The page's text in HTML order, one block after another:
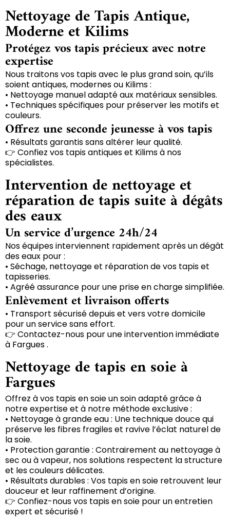
Nettoyage de Tapis Antique,
Moderne et Kilims
Protégez vos tapis précieux avec notre
expertise
Nous traitons vos tapis avec le plus grand soin, qu’ils
soient antiques, modernes ou Kilims :
• Nettoyage manuel adapté aux matériaux sensibles.
• Techniques spécifiques pour préserver les motifs et
couleurs.
Offrez une seconde jeunesse à vos tapis
• Résultats garantis sans altérer leur qualité.
👉 Confiez vos tapis antiques et Kilims à nos
spécialistes.
Intervention de nettoyage et
réparation de tapis suite à dégâts
des eaux
Un service d’urgence 24h/24
Nos équipes interviennent rapidement après un dégât
des eaux pour :
• Séchage, nettoyage et réparation de vos tapis et
tapisseries.
• Agréé assurance pour une prise en charge simplifiée.
Enlèvement et livraison offerts
• Transport sécurisé depuis et vers votre domicile
pour un service sans effort.
👉 Contactez-nous pour une intervention immédiate
à Fargues .
Nettoyage de tapis en soie à
Fargues
Offrez à vos tapis en soie un soin adapté grâce à
notre expertise et à notre méthode exclusive :
• Nettoyage à grande eau : Une technique douce qui
préserve les fibres fragiles et ravive l’éclat naturel de
la soie.
• Protection garantie : Contrairement au nettoyage à
sec ou à vapeur, nos solutions respectent la structure
et les couleurs délicates.
• Résultats durables : Vos tapis en soie retrouvent leur
douceur et leur raffinement d’origine.
👉 Confiez-nous vos tapis en soie pour un entretien
expert et sécurisé !